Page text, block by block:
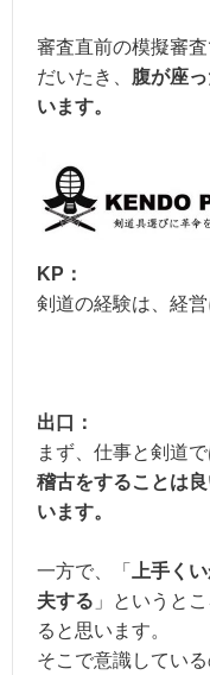
審査直前の模擬審
だいたき、 腹が座
います。
KP：
剣道の経験は、経
出口：
まず、仕事と剣道
稽古をすることは
います。
一方で、「
上手く
夫する 」というと
ると思います。
そこで意識している